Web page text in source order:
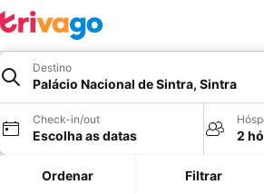
Destino
Palácio Nacional de Sintra, Sintra
Check-in/out
Escolha as datas 2
Ordenar Filtrar